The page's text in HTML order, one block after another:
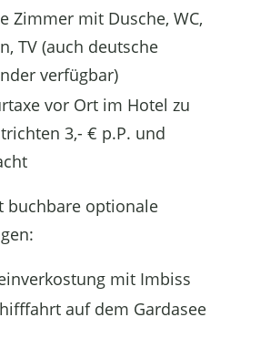
Zimmer mit Dusche, WC,
TV (auch deutsche
verfügbar)
vor Ort im Hotel zu
3,- € p.P. und
buchbare optionale
mit Imbiss
auf dem Gardasee